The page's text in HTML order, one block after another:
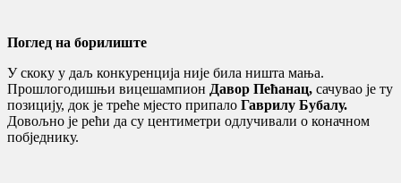
Поглед на борилиште
У скоку у даљ конкуренција није била ништа мања.
Прошлогодишњи вицешампион Давор Пећанац, сачувао је ту
позицију, док је треће мјесто припало Гаврилу Бубалу.
Довољно је рећи да су центиметри одлучивали о коначном
побједнику.